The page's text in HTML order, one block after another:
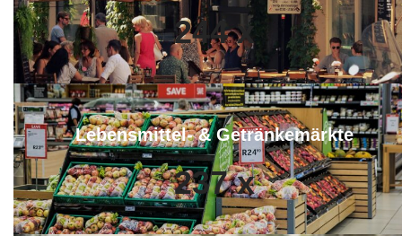
244 x
Lebensmittel- & Getränkemärkte
237 x